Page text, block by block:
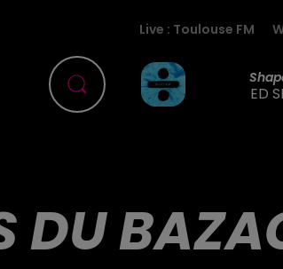
Live : Toulouse FM
ED
DU